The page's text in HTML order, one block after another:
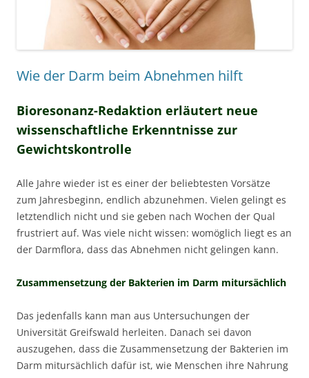
Wie der Darm beim Abnehmen hilft
Bioresonanz-Redaktion erläutert neue
wissenschaftliche Erkenntnisse zur
Gewichtskontrolle
Alle Jahre wieder ist es einer der beliebtesten Vorsätze
zum Jahresbeginn, endlich abzunehmen. Vielen gelingt es
letztendlich nicht und sie geben nach Wochen der Qual
frustriert auf. Was viele nicht wissen: womöglich liegt es an
der Darmflora, dass das Abnehmen nicht gelingen kann.
Zusammensetzung der Bakterien im Darm mitursächlich
Das jedenfalls kann man aus Untersuchungen der
Universität Greifswald herleiten. Danach sei davon
auszugehen, dass die Zusammensetzung der Bakterien im
Darm mitursächlich dafür ist, wie Menschen ihre Nahrung